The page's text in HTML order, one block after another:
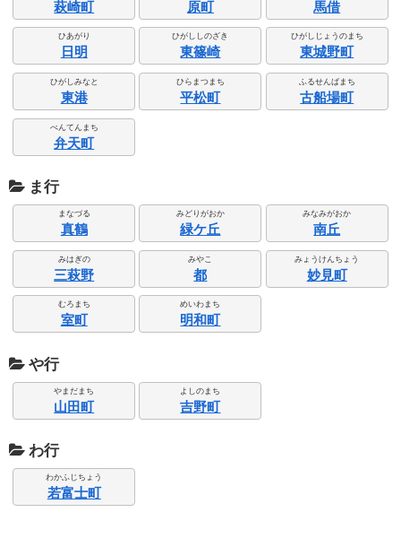
萩崎町 原町 馬借
ひあがり
日明
ひがししのざき
東篠崎
ひがしじょうのまち
東城野町
ひがしみなと
東港
ひらまつまち
平松町
ふるせんばまち
古船場町
べんてんまち
弁天町
ま行
まなづる
真鶴
みどりがおか
緑ケ丘
みなみがおか
南丘
みはぎの
三萩野
みやこ
都
みょうけんちょう
妙見町
むろまち
室町
めいわまち
明和町
や行
やまだまち
山田町
よしのまち
吉野町
わ行
わかふじちょう
若富士町